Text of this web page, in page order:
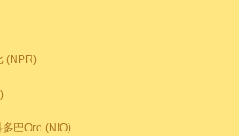
(NPR)
巴Oro (NIO)